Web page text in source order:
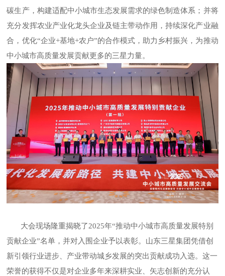
碳生产，构建适配中小城市生态发展需求的绿色制造体系；并将
充分发挥农业产业化龙头企业及链主带动作用，持续深化产业融
合，优化“企业+基地+农户”的合作模式，助力乡村振兴，为推动
中小城市高质量发展贡献更多的三星力量。
大会现场隆重揭晓了2025年“推动中小城市高质量发展特别
贡献企业”名单，并对入围企业予以表彰。山东三星集团凭借创
新引领行业进步、产业带动城乡发展的突出贡献成功入选。这一
荣誉的获得不仅是对企业多年来深耕实业、矢志创新的充分认